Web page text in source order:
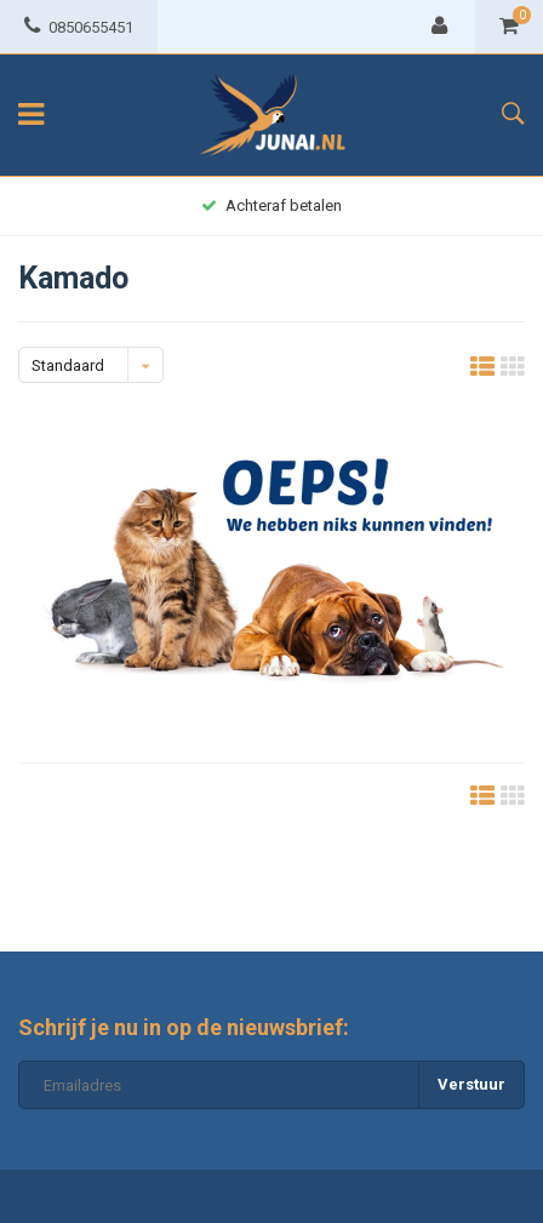
0850655451
0
Achteraf betalen
Kamado
Standaard
Schrijf je nu in op de nieuwsbrief:
Verstuur